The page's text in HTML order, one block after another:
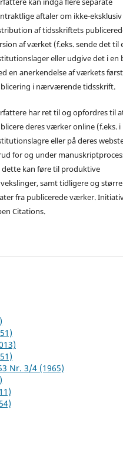
aftaler om ikke-eksklusiv
af tidsskriftets
af værket (f.eks. sende det til
eller udgive det i en
en anerkendelse af værkets
i nærværende tidsskrift.
har ret til og opfordres til
deres værker online (f.eks. i
eller på deres
for og under
dette kan føre til produktive
samt tidligere og større
fra publicerede værker.
Citations.
Nr. 3/4 (1965)